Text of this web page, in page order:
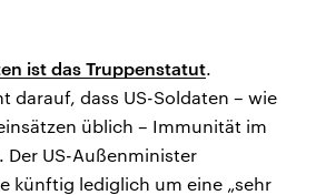
ist das Truppenstatut.
darauf, dass US-Soldaten – wie
üblich – Immunität im
Der US-Außenminister
künftig lediglich um eine „sehr